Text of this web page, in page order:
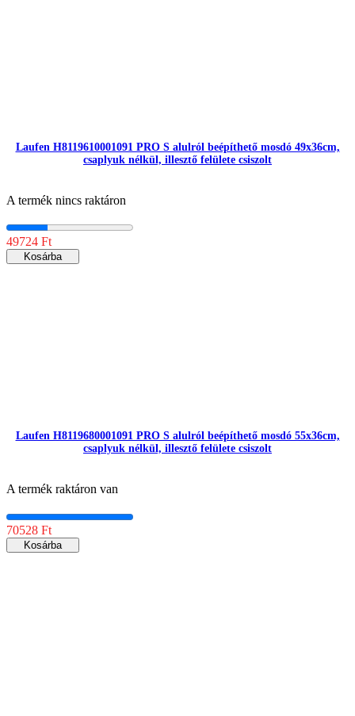
Laufen H8119610001091 PRO S alulról beépíthető mosdó 49x36cm,
csaplyuk nélkül, illesztő felülete csiszolt
A termék nincs raktáron
49724 Ft
Kosárba
Laufen H8119680001091 PRO S alulról beépíthető mosdó 55x36cm,
csaplyuk nélkül, illesztő felülete csiszolt
A termék raktáron van
70528 Ft
Kosárba